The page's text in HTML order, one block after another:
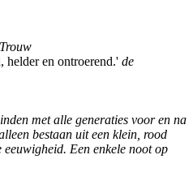
Trouw
helder en ontroerend.' de
met alle generaties voor en na
bestaan uit een klein, rood
Een enkele noot op